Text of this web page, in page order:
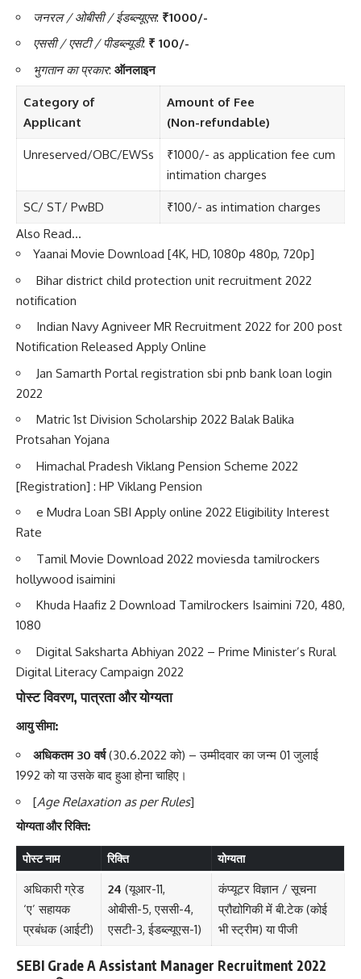
जनरल / ओबीसी / ईडब्ल्यूएस: ₹1000/-
एससी / एसटी / पीडब्ल्यूडी: ₹ 100/-
भुगतान का प्रकार: ऑनलाइन
Category of
Applicant
Amount of Fee
(Non-refundable)
Unreserved/OBC/EWSs
₹1000/- as application fee cum
intimation charges
SC/ ST/ PwBD
₹100/- as intimation charges
Also Read…
Yaanai Movie Download [4K, HD, 1080p 480p, 720p]
Bihar district child protection unit recruitment 2022
notification
Indian Navy Agniveer MR Recruitment 2022 for 200 post
Notification Released Apply Online
Jan Samarth Portal registration sbi pnb bank loan login
2022
Matric 1st Division Scholarship 2022 Balak Balika
Protsahan Yojana
Himachal Pradesh Viklang Pension Scheme 2022
[Registration] : HP Viklang Pension
e Mudra Loan SBI Apply online 2022 Eligibility Interest
Rate
Tamil Movie Download 2022 moviesda tamilrockers
hollywood isaimini
Khuda Haafiz 2 Download Tamilrockers Isaimini 720, 480,
1080
Digital Saksharta Abhiyan 2022 – Prime Minister’s Rural
Digital Literacy Campaign 2022
पोस्ट विवरण, पात्रता और योग्यता
आयु सीमा:
अधिकतम 30 वर्ष(30.6.2022 को) – उम्मीदवार का जन्म 01 जुलाई
1992 को या उसके बाद हुआ होना चाहिए।
[Age Relaxation as per Rules]
योग्यता और रिक्ति:
पोस्ट नाम रिक्ति योग्यता
अधिकारी ग्रेड
‘ए’ सहायक
प्रबंधक (आईटी)
24 (यूआर-11,
ओबीसी-5, एससी-4,
एसटी-3, ईडब्ल्यूएस-1)
कंप्यूटर विज्ञान / सूचना
प्रौद्योगिकी में बी.टेक (कोई
भी स्ट्रीम) या पीजी
SEBI Grade A Assistant Manager Recruitment 2022